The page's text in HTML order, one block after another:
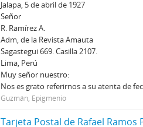
Jalapa, 5 de abril de 1927
Señor
R. Ramírez A.
Adm, de la Revista Amauta
Sagastegui 669. Casilla 2107.
Lima, Perú
Muy señor nuestro:
Nos es grato referirnos a su atenta de
Guzmán, Epigmenio
Tarjeta Postal de Rafael Ramos